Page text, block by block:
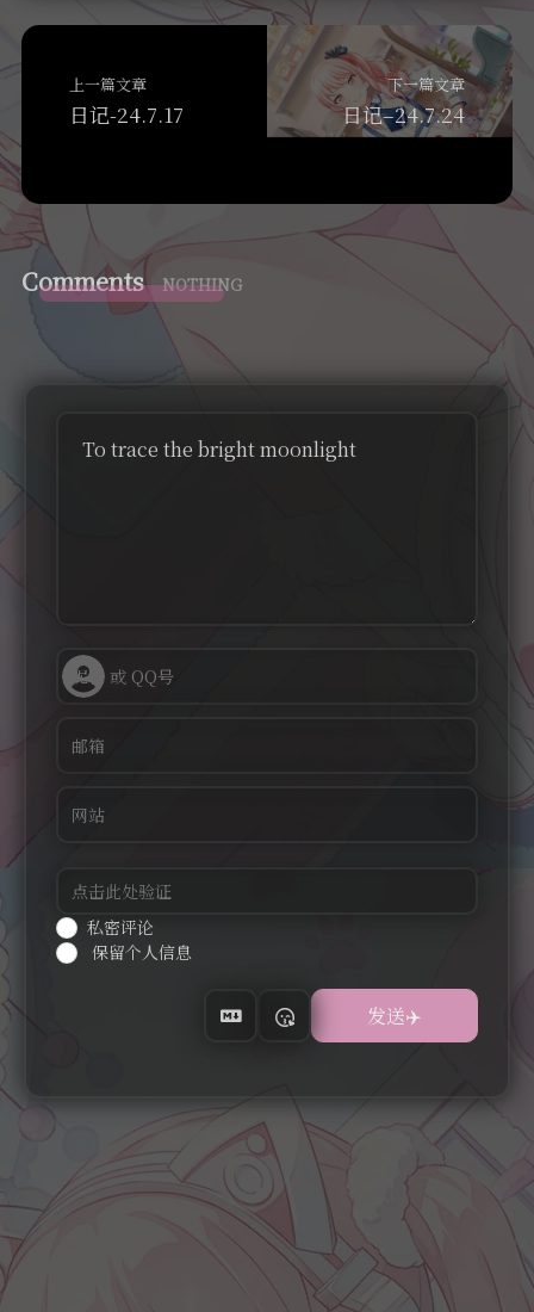
上一篇文章
日记-24.7.17
下一篇文章
日记–24.7.24
Comments NOTHING
To trace the bright moonlight
私密评论
保留个人信息